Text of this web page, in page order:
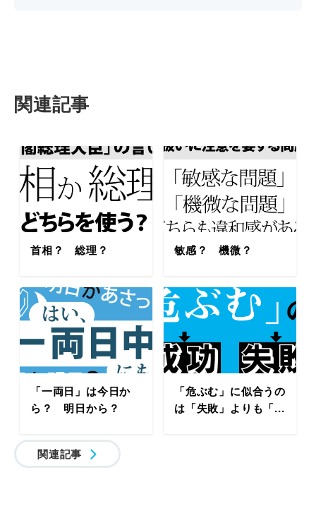
関連記事
首相？ 総理？ 敏感？ 機微？
「一両日」は今日か
ら？ 明日から？
「危ぶむ」に似合うの
は「失敗」よりも「...
関連記事